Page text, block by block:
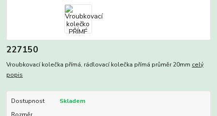
227150
Vroubkovací kolečka přímá, rádlovací kolečka přímá průměr 20mm celý
popis
Dostupnost
Skladem